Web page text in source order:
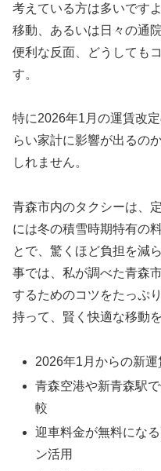
考えている方は多いです
移動、あるいは日々の通
便利な反面、どうしても
す。
特に2026年1月の運賃改
らい家計に影響が出るの
しれません。
青森市内のタクシーは、
には冬の積雪時期特有の
とで、驚くほど負担を減
事では、私が調べた青森
するためのコツをたっぷ
持って、賢く快適な移動
2026年1月からの新
青森空港や新青森駅
較
迎車料金が無料にな
ン活用